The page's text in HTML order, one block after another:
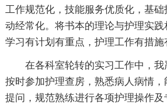
工作规范化，技能服务优质化，基
动经常化。将书本的理论与护理实
学习有计划有重点，护理工作有措施
在各科室轮转的实习工作中，我
按时参加护理查房，熟悉病人病情
提问，规范熟练进行各项护理操作